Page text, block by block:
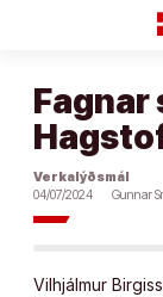
Fagnar
Verkalýðsmál
04/07/2024
Gunnar
Vilhjálmur